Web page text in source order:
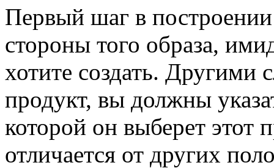
Первый шаг в
стороны того образа,
хотите создать. Другими
продукт, вы должны
которой он выберет этот
отличается от других